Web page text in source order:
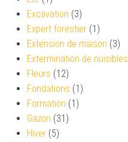
Excavation (3)
Expert forestier (1)
Extension de maison (3)
Extermination de nuisibles
Fleurs (12)
Fondations (1)
Formation (1)
Gazon (31)
Hiver (5)